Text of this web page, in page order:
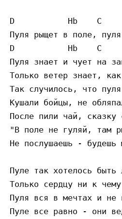
D           Hb    C
Пуля рыщет в поле,
D           Hb    C
Пуля знает и чует на
Только ветер знает,
Так случилось, что
Кушали бойцы, не
После пили чай, сказку
"В поле не гуляй, там
Не послушаешь - будешь
Пуле так хотелось
Только сердцу ни к
Пуля вся в мечтах и не
Пуле все равно - они